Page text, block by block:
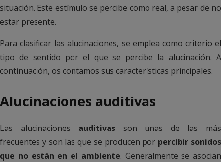
situación. Este estímulo se percibe como real, a pesar de no
estar presente.
Para clasificar las alucinaciones, se emplea como criterio el
tipo de sentido por el que se percibe la alucinación. A
continuación, os contamos sus características principales.
Alucinaciones auditivas
Las alucinaciones auditivasson unas de las más
frecuentes y son las que se producen por percibir sonidos
que no están en el ambiente. Generalmente se asocian